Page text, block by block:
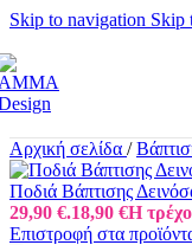
Skip to navigation Skip
Αρχική σελίδα /
Ποδιά Βάπτισης
29,90 €.18,90 €Η
Επιστροφή στα